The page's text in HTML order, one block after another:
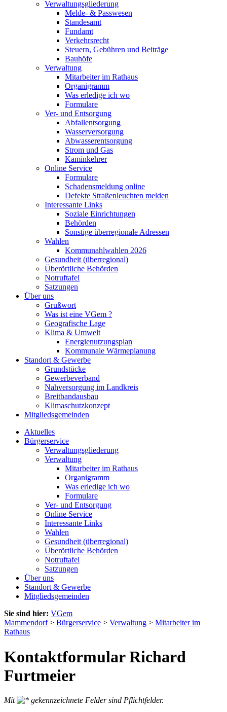
Verwaltungsgliederung
Melde- & Passwesen
Standesamt
Fundamt
Verkehrsrecht
Steuern, Gebühren und Beiträge
Bauhöfe
Verwaltung
Mitarbeiter im Rathaus
Organigramm
Was erledige ich wo
Formulare
Ver- und Entsorgung
Abfallentsorgung
Wasserversorgung
Abwasserentsorgung
Strom und Gas
Kaminkehrer
Online Service
Formulare
Schadensmeldung online
Defekte Straßenleuchten melden
Interessante Links
Soziale Einrichtungen
Behörden
Sonstige überregionale Adressen
Wahlen
Kommunahlwahlen 2026
Gesundheit (überregional)
Überörtliche Behörden
Notruftafel
Satzungen
Über uns
Grußwort
Was ist eine VGem ?
Geografische Lage
Klima & Umwelt
Energienutzungsplan
Kommunale Wärmeplanung
Standort & Gewerbe
Grundstücke
Gewerbeverband
Nahversorgung im Landkreis
Breitbandausbau
Klimaschutzkonzept
Mitgliedsgemeinden
Aktuelles
Bürgerservice
Verwaltungsgliederung
Verwaltung
Mitarbeiter im Rathaus
Organigramm
Was erledige ich wo
Formulare
Ver- und Entsorgung
Online Service
Interessante Links
Wahlen
Gesundheit (überregional)
Überörtliche Behörden
Notruftafel
Satzungen
Über uns
Standort & Gewerbe
Mitgliedsgemeinden
Sie sind hier: VGem
Mammendorf> Bürgerservice > Verwaltung > Mitarbeiter im
Rathaus
Kontaktformular Richard
Furtmeier
Mit
gekennzeichnete Felder sind Pflichtfelder.